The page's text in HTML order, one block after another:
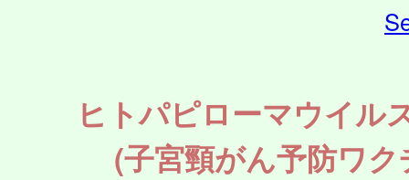
ヒトパピローマウイル
(子宮頸がん予防ワク